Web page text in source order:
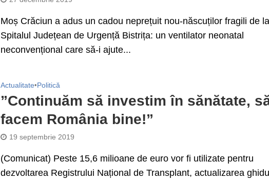
Moș Crăciun a adus un cadou neprețuit nou-născuților fragili de
Spitalul Județean de Urgență Bistrița: un ventilator neonatal
neconvențional care să-i ajute...
Actualitate•Politică
”Continuăm să investim în sănătate,
facem România bine!”
19 septembrie 2019
(Comunicat) Peste 15,6 milioane de euro vor fi utilizate pentru
dezvoltarea Registrului Național de Transplant, actualizarea